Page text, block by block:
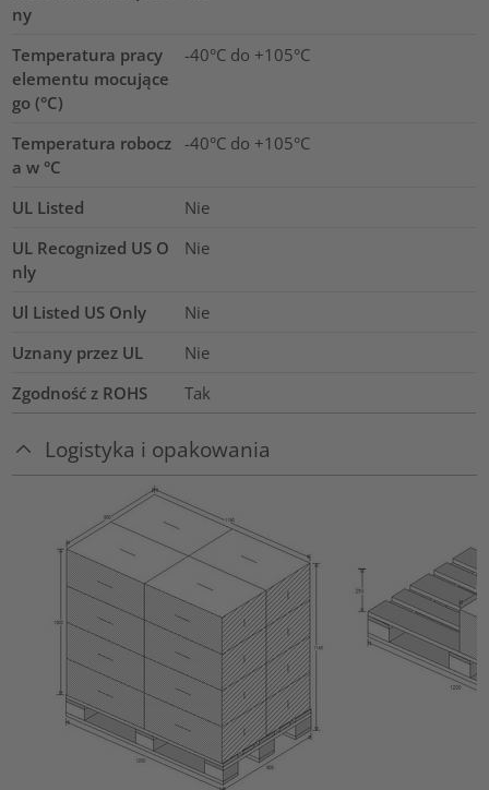
ny
Temperatura pracy
elementu mocujące
go (°C)
-40°C do +105°C
Temperatura robocz
a w °C
-40°C do +105°C
UL Listed
Nie
UL Recognized US O
nly
Nie
Ul Listed US Only
Nie
Uznany przez UL
Nie
Zgodność z ROHS
Tak
Logistyka i opakowania